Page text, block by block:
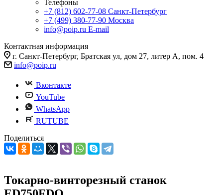
Телефоны
+7 (812) 602-77-08 Санкт-Петербург
+7 (499) 380-77-90 Москва
info@poip.ru E-mail
Контактная информация
г. Санкт-Петербург, Братская ул, дом 27, литер А, пом. 4
info@poip.ru
Вконтакте
YouTube
WhatsApp
RUTUBE
Поделиться
Токарно-винторезный станок